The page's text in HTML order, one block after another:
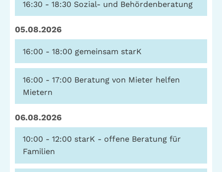
Telefon: (040) 319 36 23
Fax: (040) 410 98 87 57
Spenden: Investieren Sie in die GWA!
News
Kontakt Impressum
16:30 - 18:30 Sozial- und Behördenberatung
05.08.2026
16:00 - 18:00 gemeinsam starK
16:00 - 17:00 Beratung von Mieter helfen
Mietern
06.08.2026
10:00 - 12:00 starK - offene Beratung für
Familien